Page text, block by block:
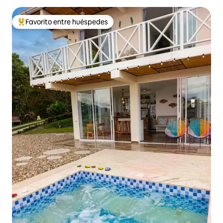
Favorito entre huéspedes preferido
Favorito entre huéspedes